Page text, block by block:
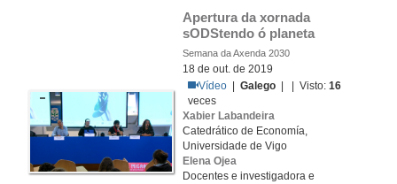
Apertura da xornada
sODStendo ó planeta
Semana da Axenda 2030
18 de out. de 2019
Vídeo |Galego | | Visto:16
veces
Xabier Labandeira
Catedrático de Economía,
Universidade de Vigo
Elena Ojea
Docentes e investigadora e